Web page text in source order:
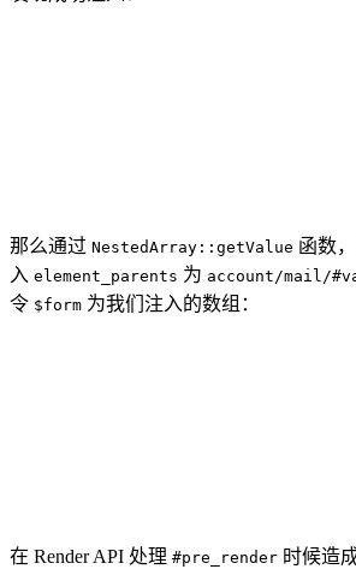
那么通过 NestedArray::getValue 函数
入 element_parents 为 account/mail/
令 $form 为我们注入的数组：
在 Render API 处理 #pre_render 时候造